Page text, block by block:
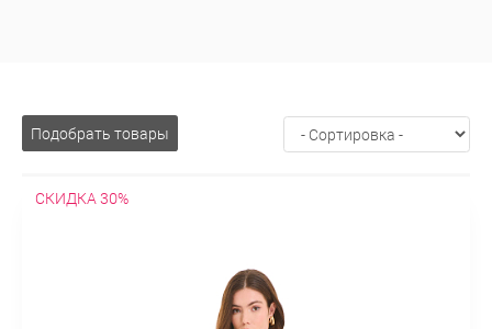
Подобрать товары
СКИДКА 30%